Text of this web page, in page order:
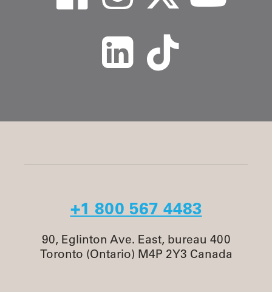
+1 800 567 4483
90, Eglinton Ave. East, bureau 400
Toronto (Ontario) M4P 2Y3 Canada